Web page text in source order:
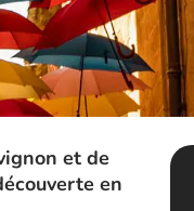
et de
en